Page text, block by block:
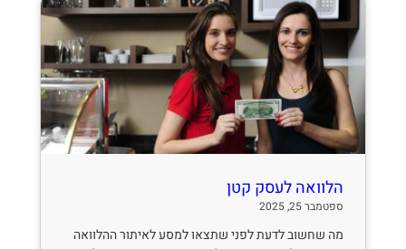
הלוואה לעסק קטן
ספטמבר 25, 2025
מה שחשוב לדעת לפני שתצאו למסע לאיתור ההלוואה